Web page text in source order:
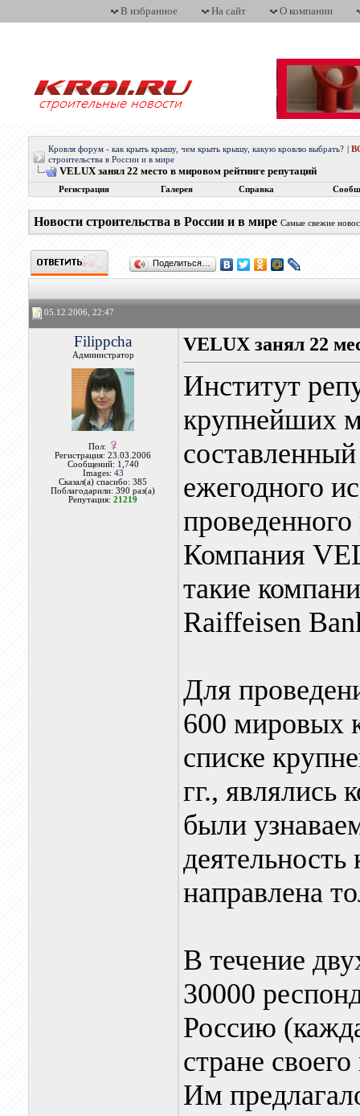
В избранное На сайт О компании
Кровля форум - как крыть крышу, чем крыть крышу, какую кровлю выбрать?
строительства в России и в мире
VELUX занял 22 место в мировом рейтинге репутаций
Регистрация Галерея Справка
Новости строительства в России и в мире Самые свежие
Поделиться…
05.12.2006, 22:47
Filippcha
Администратор
Пол:
Регистрация: 23.03.2006
Сообщений: 1,740
Images: 43
Сказал(а) спасибо: 385
Поблагодарили: 390 раз(а)
Репутация:21219
VELUX занял 22
Институт
крупнейших
ежегодного
Компания
такие
Raiffeisen
Для
600 мировых
списке
гг., являлись
были
направлена
В течение
30000
Россию
стране
Им